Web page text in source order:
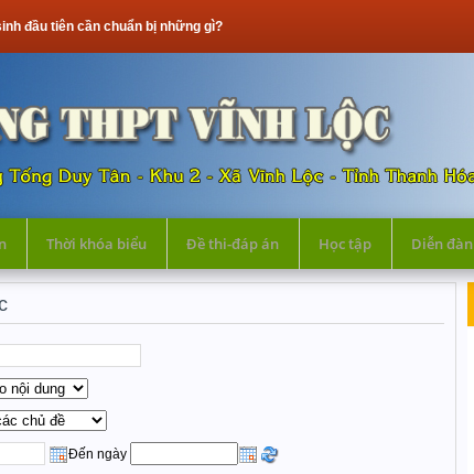
chuẩn bị những gì?
Thời khóa biểu Đề thi-đáp án Học tập Diễn đàn
Đến ngày